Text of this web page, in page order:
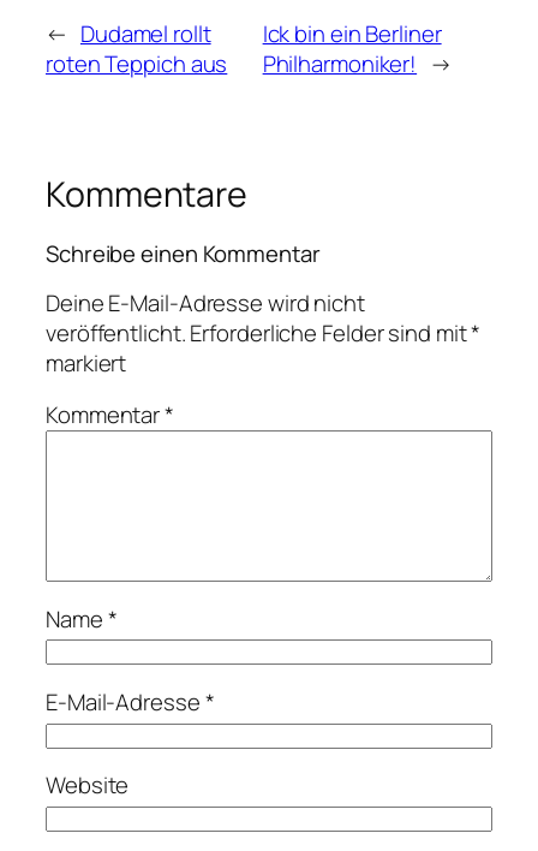
← Dudamel rollt
roten Teppich aus
Ick bin ein Berliner
Philharmoniker! →
Kommentare
Schreibe einen Kommentar
Deine E-Mail-Adresse wird nicht
veröffentlicht.Erforderliche Felder sind mit*
markiert
Kommentar*
Name*
E-Mail-Adresse*
Website